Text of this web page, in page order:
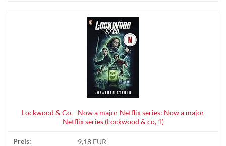
Lockwood & Co.– Now a major Netflix series: Now a major
Netflix series (Lockwood & co, 1)
9,18 EUR